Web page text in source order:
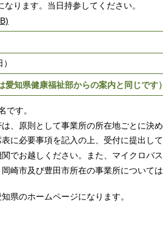
ります。当日持参してください。
愛知県健康福祉部からの案内と同じです）
です。
、原則として事業所の所在地ごとに決
に必要事項を記入の上、受付に提出し
でお越しください。また、マイクロバ
崎市及び豊田市所在の事業所について
県のホームページになります。